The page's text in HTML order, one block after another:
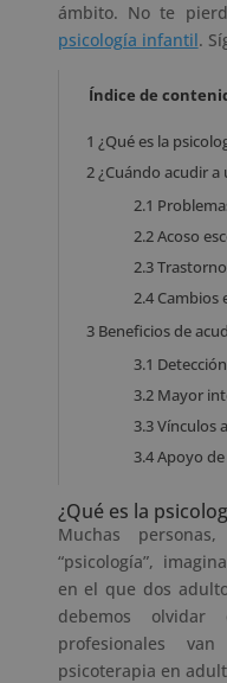
ámbito. No te
psicología infantil.
Índice de
1 ¿Qué es la
2¿Cuándo acudir a
2.1
2.2Acoso
2.3
2.4Cambios
3Beneficios de
3.1
3.2Mayor
3.3Vínculos
3.4Apoyo
¿Qué es la
Muchas
“psicología”,
en el que dos
debemos
profesionales
psicoterapia en